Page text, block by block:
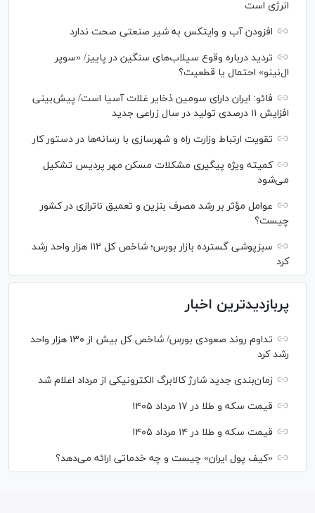
انرژی است
افزودن آب و وایتکس به شیر صنعتی صحت ندارد
تردید درباره وقوع سیلاب‌های سنگین در پاییز/ «سوپر
ال‌نینو» احتمال یا قطعیت؟
فائو: ایران دارای سومین ذخایر غلات آسیا است/ پیش‌بینی
افزایش ۱۱ درصدی تولید در سال زراعی جدید
تقویت ارتباط وزارت راه و شهرسازی با رسانه‌ها در دستور کار
کمیته ویژه پیگیری مشکلات مسکن مهر پردیس تشکیل
می‌شود
عوامل مؤثر بر رشد مصرف بنزین و تعمیق ناترازی در کشور
چیست؟
سبزپوشی گسترده بازار بورس؛ شاخص کل ۱۱۲ هزار واحد رشد
کرد
پربازدیدترین اخبار
تداوم روند صعودی بورس/ شاخص کل بیش از ۱۳۰ هزار واحد
رشد کرد
زمان‌بندی جدید شارژ کالابرگ الکترونیکی از مرداد اعلام شد
قیمت سکه و طلا در ۱۷ مرداد ۱۴۰۵
قیمت سکه و طلا در ۱۴ مرداد ۱۴۰۵
«کیف پول ایران» چیست و چه خدماتی ارائه می‌دهد؟